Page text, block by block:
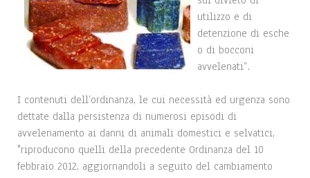
utilizzo e di
detenzione di esche
o di bocconi
avvelenati”.
I contenuti dell’ordinanza, le cui necessità ed urgenza sono
dettate dalla persistenza di numerosi episodi di
avvelenamento ai danni di animali domestici e selvatici,
"riproducono quelli della precedente Ordinanza del 10
febbraio 2012, aggiornandoli a seguito del cambiamento